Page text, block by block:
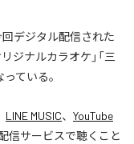
回デジタル配信された
ジナルカラオケ」「三
ている。
LINE MUSIC、 YouTube
信サービスで聴くこと